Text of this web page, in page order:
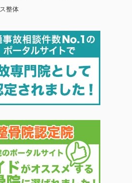
整体